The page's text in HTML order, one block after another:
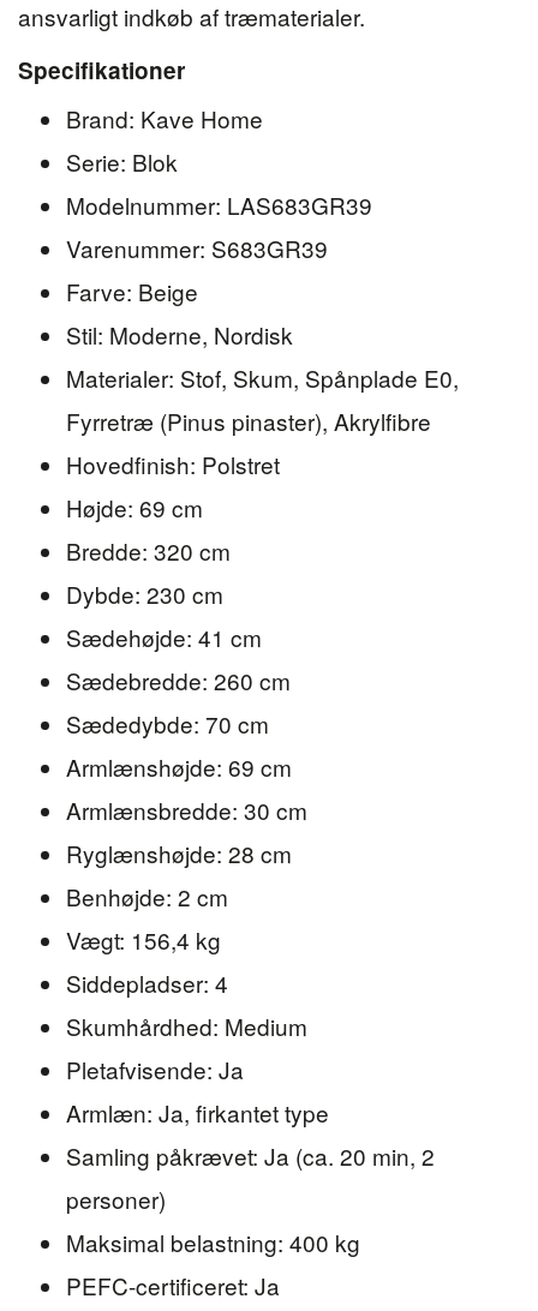
ansvarligt indkøb af træmaterialer.
Specifikationer
Brand: Kave Home
Serie: Blok
Modelnummer: LAS683GR39
Varenummer: S683GR39
Farve: Beige
Stil: Moderne, Nordisk
Materialer: Stof, Skum, Spånplade E0,
Fyrretræ (Pinus pinaster), Akrylfibre
Hovedfinish: Polstret
Højde: 69 cm
Bredde: 320 cm
Dybde: 230 cm
Sædehøjde: 41 cm
Sædebredde: 260 cm
Sædedybde: 70 cm
Armlænshøjde: 69 cm
Armlænsbredde: 30 cm
Ryglænshøjde: 28 cm
Benhøjde: 2 cm
Vægt: 156,4 kg
Siddepladser: 4
Skumhårdhed: Medium
Pletafvisende: Ja
Armlæn: Ja, firkantet type
Samling påkrævet: Ja (ca. 20 min, 2
personer)
Maksimal belastning: 400 kg
PEFC-certificeret: Ja